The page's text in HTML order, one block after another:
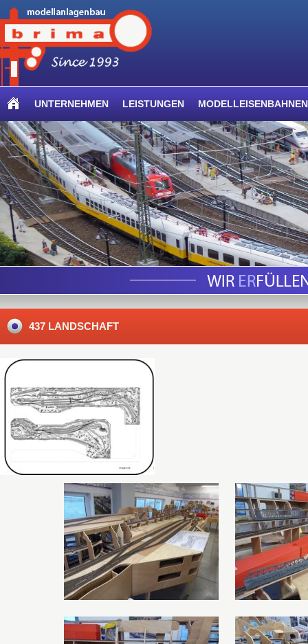
UNTERNEHMEN LEISTUNGEN MODELLEISENBAHNEN
437 LANDSCHAFT